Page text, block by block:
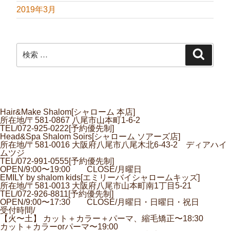
2019年3月
検
索:
Hair&Make Shalom[シャローム 本店]
所在地/〒581-0867 八尾市山本町1-6-2
TEL/072-925-0222[予約優先制]
Head&Spa Shalom Soirs[シャローム ソアーズ店]
所在地/〒581-0016 大阪府八尾市八尾木北6-43-2 ディアハイ
ムツジ
TEL/072-991-0555[予約優先制]
OPEN/9:00〜19:00 CLOSE/月曜日
EMILY by shalom kids[エミリーバイシャロームキッズ]
所在地/〒581-0013 大阪府八尾市山本町南1丁目5-21
TEL/072-926-8811[予約優先制]
OPEN/9:00〜17:30 CLOSE/月曜日・日曜日・祝日
受付時間/
【火〜土】 カット＋カラー＋パーマ、縮毛矯正〜18:30
カット＋カラーorパーマ〜19:00